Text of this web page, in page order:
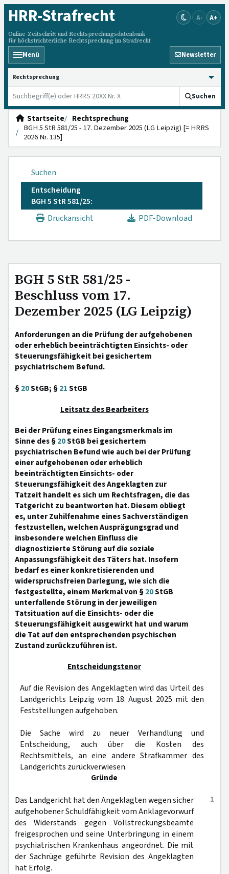
HRR-Strafrecht
Online-Zeitschrift und Rechtsprechungsdatenbank
für höchstrichterliche Rechtsprechung im Strafrecht
A- A+
Menü Newsletter
HRRS durchsuchen
Suchen
Startseite
Rechtsprechung
BGH 5 StR 581/25 - 17. Dezember 2025 (LG Leipzig) [= HRRS
2026 Nr. 135]
Suchen
Entscheidung
BGH 5 StR 581/25:
Druckansicht
PDF-Download
BGH 5 StR 581/25 -
Beschluss vom 17.
Dezember 2025 (LG Leipzig)
Anforderungen an die Prüfung der aufgehobenen
oder erheblich beeinträchtigten Einsichts- oder
Steuerungsfähigkeit bei gesichertem
psychiatrischem Befund.
§20StGB; §21StGB
Leitsatz des Bearbeiters
Bei der Prüfung eines Eingangsmerkmals im
Sinne des §20StGB bei gesichertem
psychiatrischen Befund wie auch bei der Prüfung
einer aufgehobenen oder erheblich
beeinträchtigten Einsichts- oder
Steuerungsfähigkeit des Angeklagten zur
Tatzeit handelt es sich um Rechtsfragen, die das
Tatgericht zu beantworten hat. Diesem obliegt
es, unter Zuhilfenahme eines Sachverständigen
festzustellen, welchen Ausprägungsgrad und
insbesondere welchen Einfluss die
diagnostizierte Störung auf die soziale
Anpassungsfähigkeit des Täters hat. Insofern
bedarf es einer konkretisierenden und
widerspruchsfreien Darlegung, wie sich die
festgestellte, einem Merkmal von §20StGB
unterfallende Störung in der jeweiligen
Tatsituation auf die Einsichts- oder die
Steuerungsfähigkeit ausgewirkt hat und warum
die Tat auf den entsprechenden psychischen
Zustand zurückzuführen ist.
Entscheidungstenor
Auf die Revision des Angeklagten wird das Urteil des
Landgerichts Leipzig vom 18. August 2025 mit den
Feststellungen aufgehoben.
Die Sache wird zu neuer Verhandlung und
Entscheidung, auch über die Kosten des
Rechtsmittels, an eine andere Strafkammer des
Landgerichts zurückverwiesen.
Gründe
1
Das Landgericht hat den Angeklagten wegen sicher
aufgehobener Schuldfähigkeit vom Anklagevorwurf
des Widerstands gegen Vollstreckungsbeamte
freigesprochen und seine Unterbringung in einem
psychiatrischen Krankenhaus angeordnet. Die mit
der Sachrüge geführte Revision des Angeklagten
hat Erfolg.